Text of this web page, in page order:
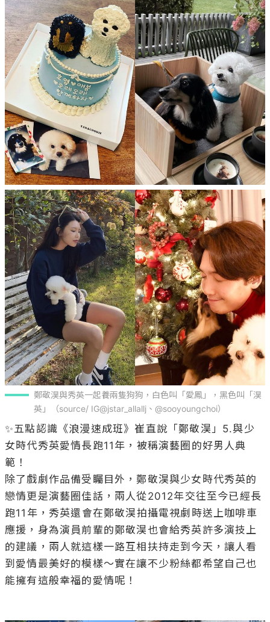
鄭敬淏與秀英一起養兩隻狗狗，白色叫「愛鳳」，黑色叫「淏
英」（source/ IG@jstar_allallj、@sooyoungchoi）
✨五點認識《浪漫速成班》崔直說「鄭敬淏」5.與少
女時代秀英愛情長跑11年，被稱演藝圈的好男人典
範！
除了戲劇作品備受矚目外，鄭敬淏與少女時代秀英的
戀情更是演藝圈佳話，兩人從2012年交往至今已經長
跑11年，秀英還會在鄭敬淏拍攝電視劇時送上咖啡車
應援，身為演員前輩的鄭敬淏也會給秀英許多演技上
的建議，兩人就這樣一路互相扶持走到今天，讓人看
到愛情最美好的模樣～實在讓不少粉絲都希望自己也
能擁有這般幸福的愛情呢！